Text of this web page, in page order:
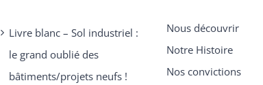
Livre blanc – Sol industriel :
le grand oublié des
bâtiments/projets neufs !
Nous découvrir
Notre Histoire
Nos convictions